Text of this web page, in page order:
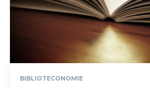
BIBLIOTECONOMIE